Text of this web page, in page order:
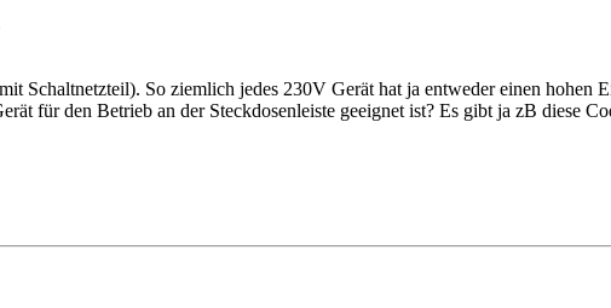
Schaltnetzteil). So ziemlich jedes 230V Gerät hat ja entweder einen hohen
für den Betrieb an der Steckdosenleiste geeignet ist? Es gibt ja zB diese